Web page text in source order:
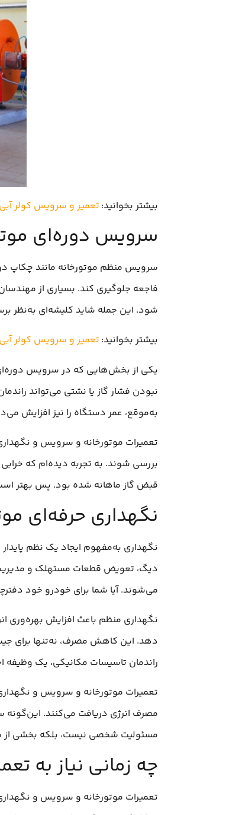
بیشتر بخوانید: تعمیر و سرویس کولر
سرویس دوره‌ای
سرویس منظم موتورخانه مانند چکاپ
شود. این جمله شاید کلیشه‌ای به‌نظر
بیشتر بخوانید:تعمیر و سرویس کولر
یکی از بخش‌هایی که در سرویس
نبودن فشار گاز یا نشتی می‌تواند
به‌موقع، عمر دستگاه را نیز افزایش
تعمیرات موتورخانه و سرویس و
قبض گاز ماهانه شده بود. پس بهتر
نگهداری حرفه‌ای
نگهداری به‌مفهوم ایجاد یک نظم
دیگ، تعویض قطعات مستهلک و مدیریت
می‌شوند. آیا شما برای خودرو خود
دهد. این کاهش مصرف، نه‌تنها برای
راندمان تاسیسات مکانیکی، یک
تعمیرات موتورخانه و سرویس و
مصرف انرژی دریافت می‌کنند.
مسئولیت شخصی نیست، بلکه بخشی از
چه زمانی نیاز به
تعمیرات موتورخانه و سرویس و